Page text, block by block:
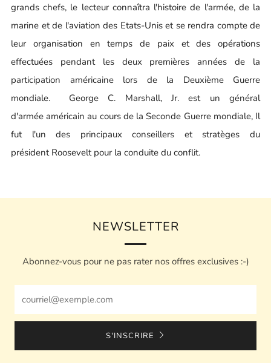
grands chefs, le lecteur connaîtra l'histoire de l'armée, de la
marine et de l'aviation des Etats-Unis et se rendra compte de
leur organisation en temps de paix et des opérations
effectuées pendant les deux premières années de la
participation américaine lors de la Deuxième Guerre
mondiale. George C. Marshall, Jr. est un général
d'armée américain au cours de la Seconde Guerre mondiale, Il
fut l'un des principaux conseillers et stratèges du
président Roosevelt pour la conduite du conflit.
NEWSLETTER
Abonnez-vous pour ne pas rater nos offres exclusives :-)
S'INSCRIRE